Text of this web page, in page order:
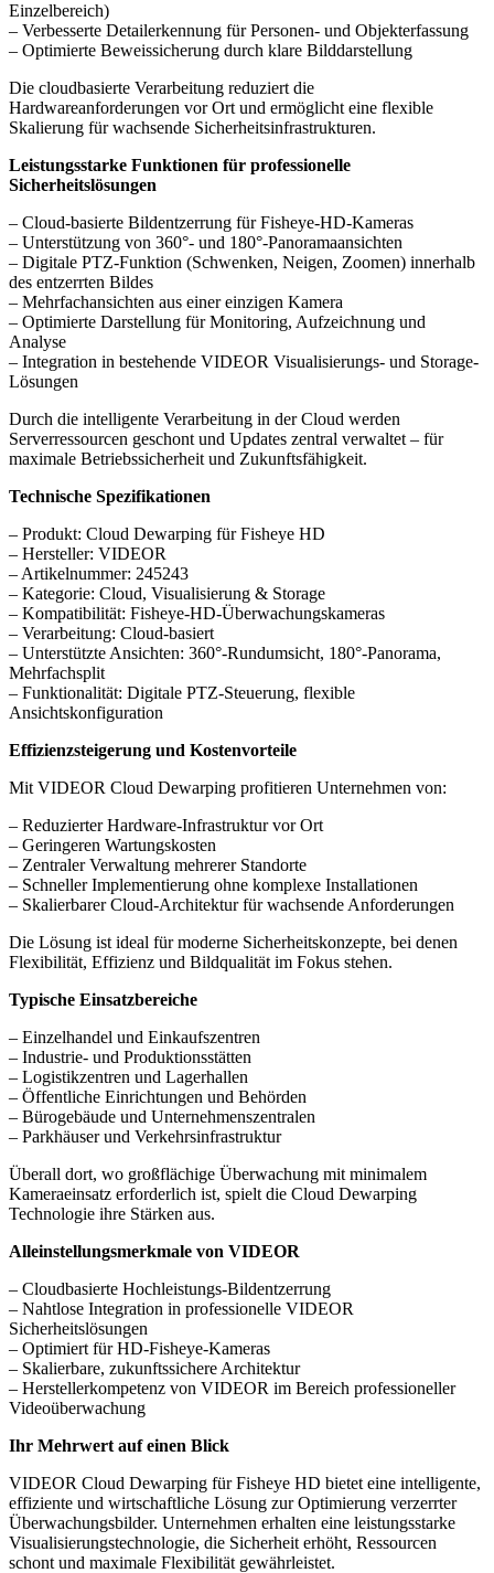
Einzelbereich)
– Verbesserte Detailerkennung für Personen- und Objekterfassung
– Optimierte Beweissicherung durch klare Bilddarstellung
Die cloudbasierte Verarbeitung reduziert die
Hardwareanforderungen vor Ort und ermöglicht eine flexible
Skalierung für wachsende Sicherheitsinfrastrukturen.
Leistungsstarke Funktionen für professionelle
Sicherheitslösungen
– Cloud-basierte Bildentzerrung für Fisheye-HD-Kameras
– Unterstützung von 360°- und 180°-Panoramaansichten
– Digitale PTZ-Funktion (Schwenken, Neigen, Zoomen) innerhalb
des entzerrten Bildes
– Mehrfachansichten aus einer einzigen Kamera
– Optimierte Darstellung für Monitoring, Aufzeichnung und
Analyse
– Integration in bestehende VIDEOR Visualisierungs- und Storage-
Lösungen
Durch die intelligente Verarbeitung in der Cloud werden
Serverressourcen geschont und Updates zentral verwaltet – für
maximale Betriebssicherheit und Zukunftsfähigkeit.
Technische Spezifikationen
– Produkt: Cloud Dewarping für Fisheye HD
– Hersteller: VIDEOR
– Artikelnummer: 245243
– Kategorie: Cloud, Visualisierung & Storage
– Kompatibilität: Fisheye-HD-Überwachungskameras
– Verarbeitung: Cloud-basiert
– Unterstützte Ansichten: 360°-Rundumsicht, 180°-Panorama,
Mehrfachsplit
– Funktionalität: Digitale PTZ-Steuerung, flexible
Ansichtskonfiguration
Effizienzsteigerung und Kostenvorteile
Mit VIDEOR Cloud Dewarping profitieren Unternehmen von:
– Reduzierter Hardware-Infrastruktur vor Ort
– Geringeren Wartungskosten
– Zentraler Verwaltung mehrerer Standorte
– Schneller Implementierung ohne komplexe Installationen
– Skalierbarer Cloud-Architektur für wachsende Anforderungen
Die Lösung ist ideal für moderne Sicherheitskonzepte, bei denen
Flexibilität, Effizienz und Bildqualität im Fokus stehen.
Typische Einsatzbereiche
– Einzelhandel und Einkaufszentren
– Industrie- und Produktionsstätten
– Logistikzentren und Lagerhallen
– Öffentliche Einrichtungen und Behörden
– Bürogebäude und Unternehmenszentralen
– Parkhäuser und Verkehrsinfrastruktur
Überall dort, wo großflächige Überwachung mit minimalem
Kameraeinsatz erforderlich ist, spielt die Cloud Dewarping
Technologie ihre Stärken aus.
Alleinstellungsmerkmale von VIDEOR
– Cloudbasierte Hochleistungs-Bildentzerrung
– Nahtlose Integration in professionelle VIDEOR
Sicherheitslösungen
– Optimiert für HD-Fisheye-Kameras
– Skalierbare, zukunftssichere Architektur
– Herstellerkompetenz von VIDEOR im Bereich professioneller
Videoüberwachung
Ihr Mehrwert auf einen Blick
VIDEOR Cloud Dewarping für Fisheye HD bietet eine intelligente,
effiziente und wirtschaftliche Lösung zur Optimierung verzerrter
Überwachungsbilder. Unternehmen erhalten eine leistungsstarke
Visualisierungstechnologie, die Sicherheit erhöht, Ressourcen
schont und maximale Flexibilität gewährleistet.